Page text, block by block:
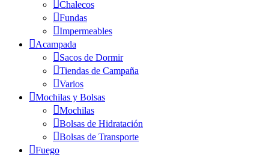
Chalecos
Fundas
Impermeables
Acampada
Sacos de Dormir
Tiendas de Campaña
Varios
Mochilas y Bolsas
Mochilas
Bolsas de Hidratación
Bolsas de Transporte
Fuego